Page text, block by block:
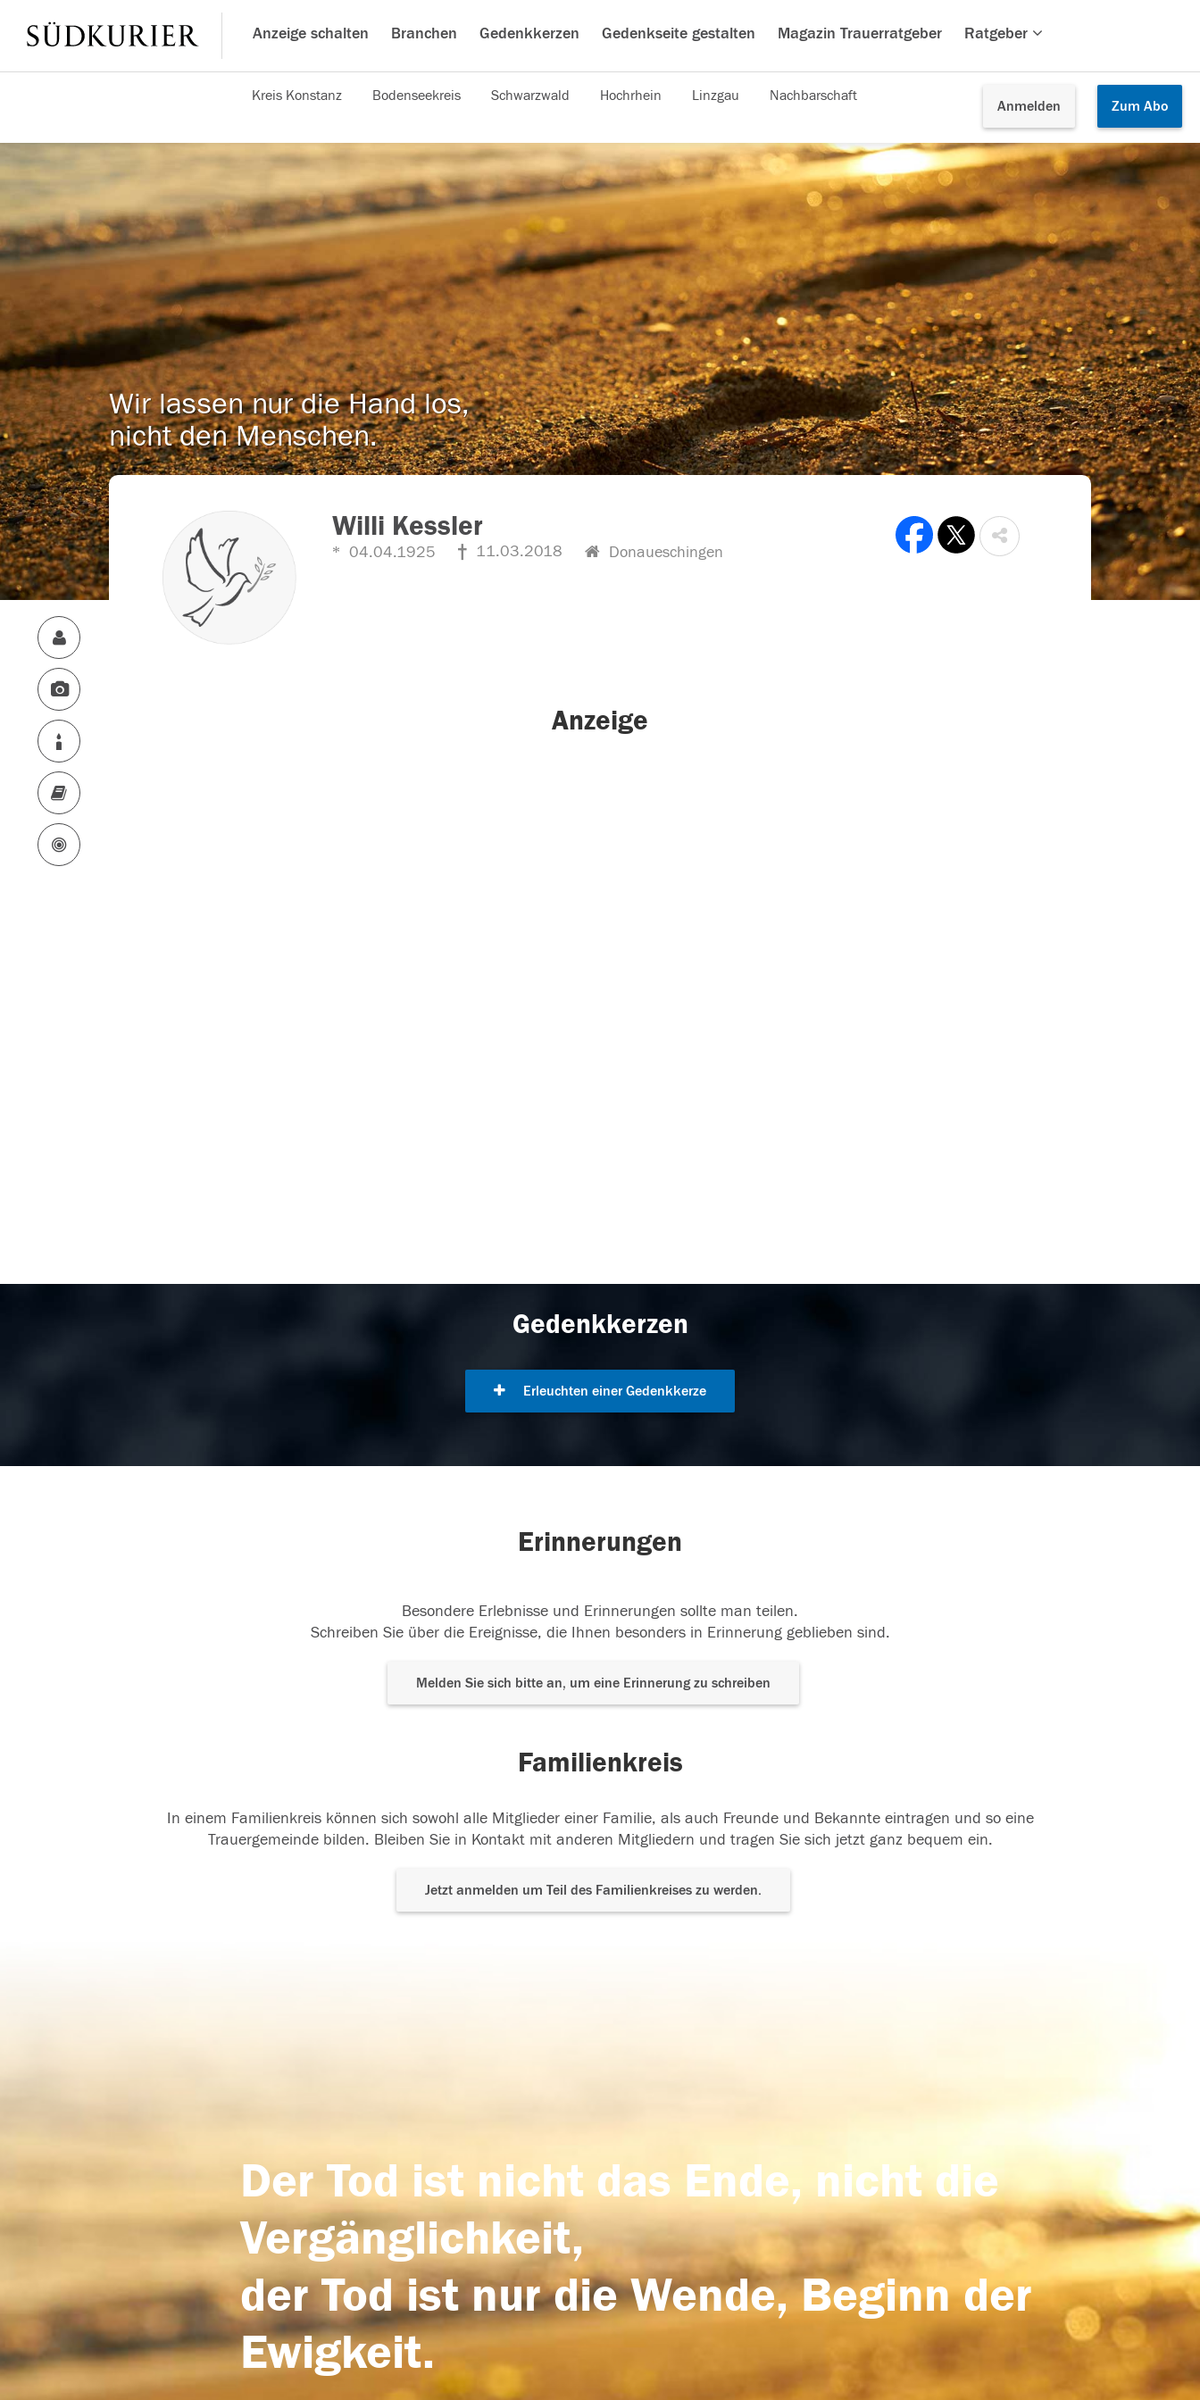
Anzeige schalten Branchen Gedenkkerzen Gedenkseite gestalten Magazin Trauerratgeber Ratgeber
Anmelden Zum Abo
Kreis Konstanz Bodenseekreis Schwarzwald Hochrhein Linzgau Nachbarschaft
Wir lassen nur die Hand los,
nicht den Menschen.
Willi Kessler
04.04.1925 11.03.2018 Donaueschingen
Anzeige
Gedenkkerzen
Erleuchten einer Gedenkkerze
Erinnerungen
Besondere Erlebnisse und Erinnerungen sollte man teilen.
Schreiben Sie über die Ereignisse, die Ihnen besonders in Erinnerung geblieben sind.
Melden Sie sich bitte an, um eine Erinnerung zu schreiben
Familienkreis
In einem Familienkreis können sich sowohl alle Mitglieder einer Familie, als auch Freunde und Bekannte eintragen und so eine
Trauergemeinde bilden. Bleiben Sie in Kontakt mit anderen Mitgliedern und tragen Sie sich jetzt ganz bequem ein.
Jetzt anmelden um Teil des Familienkreises zu werden.
Der Tod ist nicht das Ende, nicht die
Vergänglichkeit,
der Tod ist nur die Wende, Beginn der
Ewigkeit.